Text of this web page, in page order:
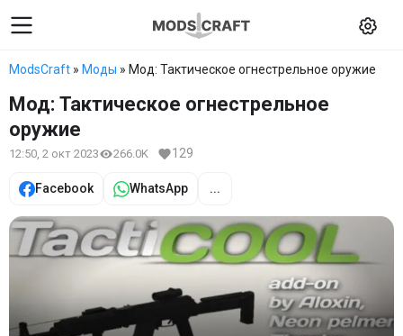
ModsCraft » Моды » Мод: Тактическое огнестрельное оружие
Мод: Тактическое огнестрельное
оружие
12:50, 2 окт 2023 266.0K 129
Facebook WhatsApp ...